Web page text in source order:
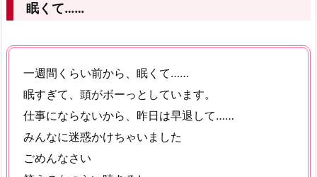
眠くて……
一週間くらい前から、眠くて……
眠すぎて、頭がボーっとしています。
仕事にならないから、昨日は早退して……
みんなに迷惑かけちゃいました
ごめんなさい